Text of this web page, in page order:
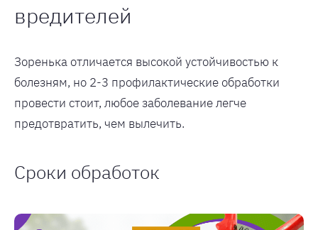
вредителей
Зоренька отличается высокой устойчивостью к
болезням, но 2-3 профилактические обработки
провести стоит, любое заболевание легче
предотвратить, чем вылечить.
Сроки обработок